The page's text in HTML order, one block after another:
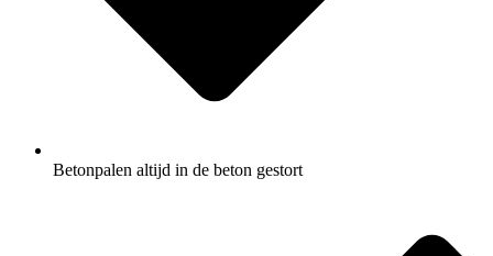
Betonpalen altijd in de beton gestort